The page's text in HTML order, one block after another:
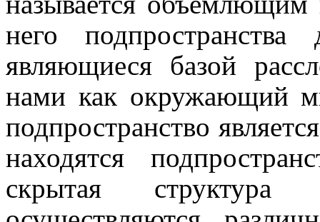
него подпространства
являющиеся базой
нами как окружающий
подпространство
находятся
скрытая